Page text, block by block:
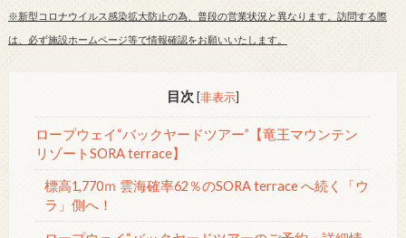
※新型コロナウイルス感染拡大防止の為、普段の営業状況と異なります。訪問する際
は、必ず施設ホームページ等で情報確認をお願いいたします。
目次 [非表示]
ロープウェイ“バックヤードツアー”【竜王マウンテン
リゾートSORA terrace】
標高1,770ｍ 雲海確率62％のSORA terrace へ続く「ウ
ラ」側へ！